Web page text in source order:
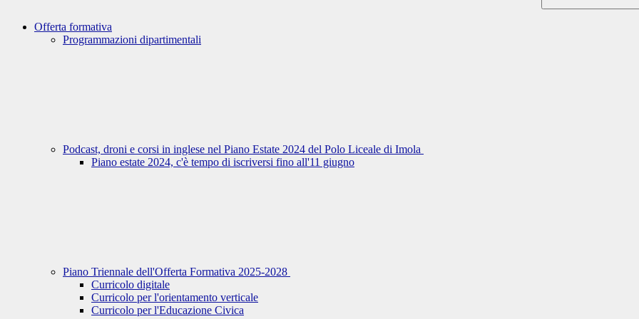
Offerta formativa
Programmazioni dipartimentali
Podcast, droni e corsi in inglese nel Piano Estate 2024 del Polo Liceale di Imola
Piano estate 2024, c'è tempo di iscriversi fino all'11 giugno
Piano Triennale dell'Offerta Formativa 2025-2028
Curricolo digitale
Curricolo per l'orientamento verticale
Curricolo per l'Educazione Civica